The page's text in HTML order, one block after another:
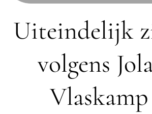
Uiteindelijk
volgens